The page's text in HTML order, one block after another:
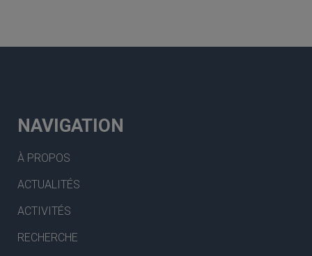
NAVIGATION
À PROPOS
ACTUALITÉS
ACTIVITÉS
RECHERCHE